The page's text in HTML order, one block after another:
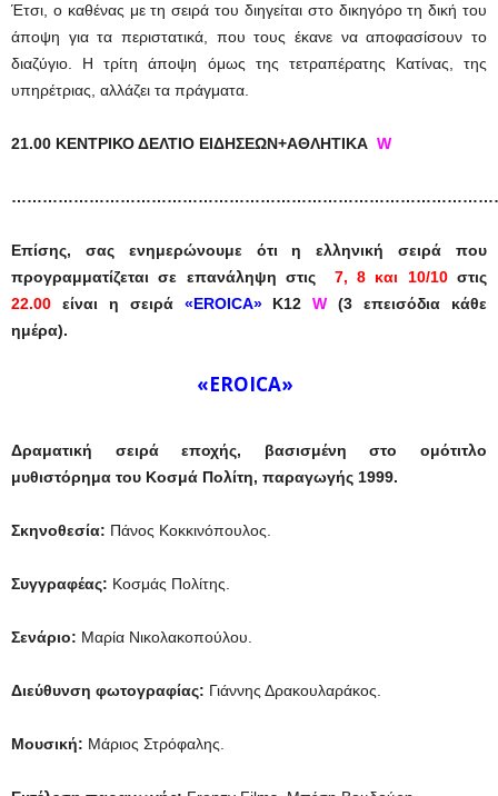
Έτσι, ο καθένας με τη σειρά του διηγείται στο δικηγόρο τη δική του
άποψη για τα περιστατικά, που τους έκανε να αποφασίσουν το
διαζύγιο. Η τρίτη άποψη όμως της τετραπέρατης Κατίνας, της
υπηρέτριας, αλλάζει τα πράγματα.
21.00 ΚΕΝΤΡΙΚΟ ΔΕΛΤΙΟ ΕΙΔΗΣΕΩΝ+ΑΘΛΗΤΙΚΑ W
Eπίσης, σας ενημερώνουμε ότι η ελληνική σειρά που
προγραμματίζεται σε επανάληψη στις
7, 8 και 10/10στις
22.00 είναι η σειρά «EROICA»K12W
(3 επεισόδια κάθε
ημέρα).
«EROICA»
Δραματική σειρά εποχής, βασισμένη στο ομότιτλο
μυθιστόρημα του Κοσμά Πολίτη, παραγωγής 1999.
Σκηνοθεσία: Πάνος Κοκκινόπουλος.
Συγγραφέας: Κοσμάς Πολίτης.
Σενάριο: Μαρία Νικολακοπούλου.
Διεύθυνση φωτογραφίας: Γιάννης Δρακουλαράκος.
Μουσική: Μάριος Στρόφαλης.